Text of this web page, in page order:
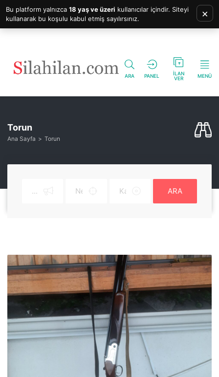
ARA PANEL
İLAN
VER
MENÜ
Torun
Ana Sayfa Torun
ARA
Bu platform yalnızca 18 yaş ve üzeri kullanıcılar içindir. Siteyi
kullanarak bu koşulu kabul etmiş sayılırsınız.
×